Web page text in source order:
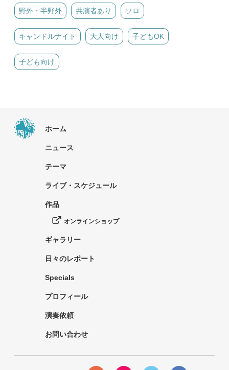
野外・半野外 共演者あり ソロ
キャンドルナイト 大人向け 子どもOK
子ども向け
ホーム
ニュース
テーマ
ライブ・スケジュール
作品
オンラインショップ
ギャラリー
日々のレポート
Specials
プロフィール
演奏依頼
お問い合わせ